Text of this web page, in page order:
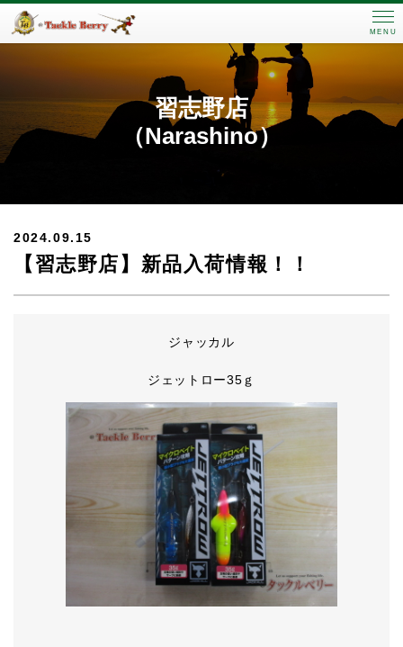
MENU
習志野店
（Narashino）
2024.09.15
【習志野店】新品入荷情報！！
ジャッカル
ジェットロー35ｇ